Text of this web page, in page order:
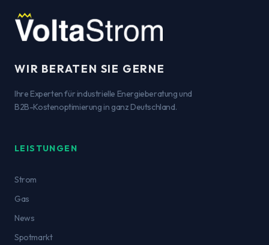
WIR BERATEN SIE GERNE
Ihre Experten für industrielle Energieberatung und
B2B-Kostenoptimierung in ganz Deutschland.
LEISTUNGEN
Strom
Gas
News
Spotmarkt